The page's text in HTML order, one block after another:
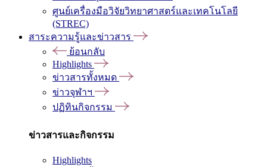
ศูนย์เครื่องมือวิจัยวิทยาศาสตร์และเทคโนโลยี
(STREC)
สาระความรู้และข่าวสาร
ย้อนกลับ
Highlights
ข่าวสารทั้งหมด
ข่าวจุฬาฯ
ปฏิทินกิจกรรม
ข่าวสารและกิจกรรม
Highlights